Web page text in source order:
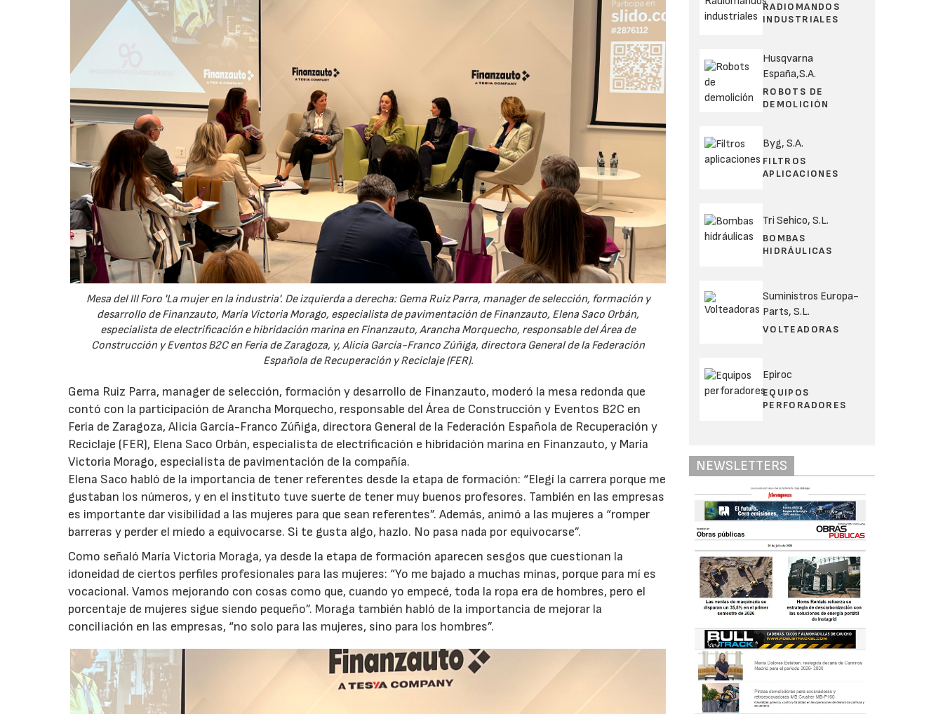
Mesa del III Foro 'La mujer en la industria'. De izquierda a derecha: Gema Ruiz Parra, manager de selección, formación y
desarrollo de Finanzauto, María Victoria Morago, especialista de pavimentación de Finanzauto, Elena Saco Orbán,
especialista de electrificación e hibridación marina en Finanzauto, Arancha Morquecho, responsable del Área de
Construcción y Eventos B2C en Feria de Zaragoza, y, Alicia García-Franco Zúñiga, directora General de la Federación
Española de Recuperación y Reciclaje (FER).
Gema Ruiz Parra, manager de selección, formación y desarrollo de Finanzauto, moderó la mesa redonda que
contó con la participación de Arancha Morquecho, responsable del Área de Construcción y Eventos B2C en
Feria de Zaragoza, Alicia García-Franco Zúñiga, directora General de la Federación Española de Recuperación y
Reciclaje (FER), Elena Saco Orbán, especialista de electrificación e hibridación marina en Finanzauto, y María
Victoria Morago, especialista de pavimentación de la compañía.
Elena Saco habló de la importancia de tener referentes desde la etapa de formación: “Elegí la carrera porque me
gustaban los números, y en el instituto tuve suerte de tener muy buenos profesores. También en las empresas
es importante dar visibilidad a las mujeres para que sean referentes”. Además, animó a las mujeres a “romper
barreras y perder el miedo a equivocarse. Si te gusta algo, hazlo. No pasa nada por equivocarse”.
Como señaló María Victoria Moraga, ya desde la etapa de formación aparecen sesgos que cuestionan la
idoneidad de ciertos perfiles profesionales para las mujeres: “Yo me bajado a muchas minas, porque para mí es
vocacional. Vamos mejorando con cosas como que, cuando yo empecé, toda la ropa era de hombres, pero el
porcentaje de mujeres sigue siendo pequeño”. Moraga también habló de la importancia de mejorar la
conciliación en las empresas, “no solo para las mujeres, sino para los hombres”.
RADIOMANDOS
INDUSTRIALES
Husqvarna
España,S.A.
ROBOTS DE
DEMOLICIÓN
Byg, S.A.
FILTROS
APLICACIONES
Tri Sehico, S.L.
BOMBAS
HIDRÁULICAS
Suministros Europa-
Parts, S.L.
VOLTEADORAS
Epiroc
EQUIPOS
PERFORADORES
NEWSLETTERS